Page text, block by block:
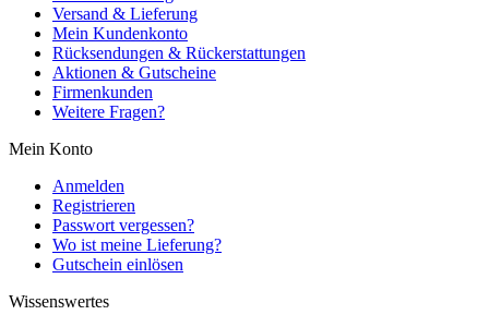
Versand & Lieferung
Mein Kundenkonto
Rücksendungen & Rückerstattungen
Aktionen & Gutscheine
Firmenkunden
Weitere Fragen?
Mein Konto
Anmelden
Registrieren
Passwort vergessen?
Wo ist meine Lieferung?
Gutschein einlösen
Wissenswertes